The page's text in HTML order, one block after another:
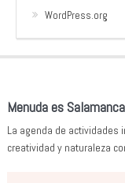
WordPress.org
Menuda es Salamanca
La agenda de actividades
creatividad y naturaleza